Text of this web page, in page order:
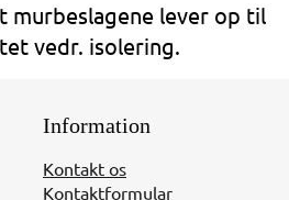
murbeslagene lever op til
vedr. isolering.
Information
Kontakt os
Kontaktformular